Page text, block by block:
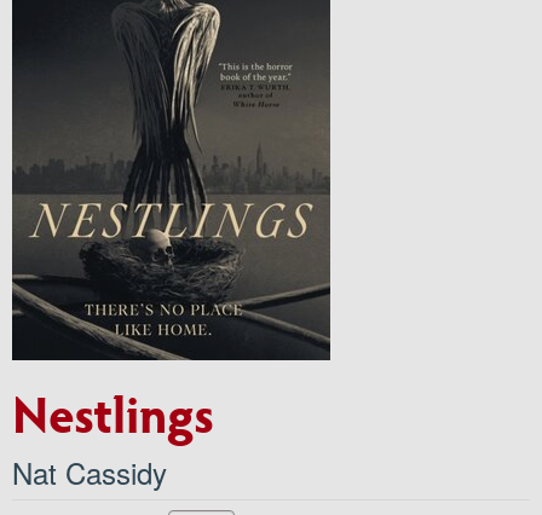
Nestlings
Nat Cassidy